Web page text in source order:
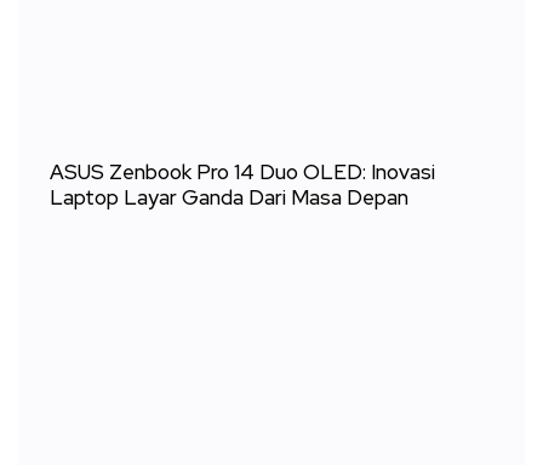
ASUS Zenbook Pro 14 Duo OLED: Inovasi
Laptop Layar Ganda Dari Masa Depan